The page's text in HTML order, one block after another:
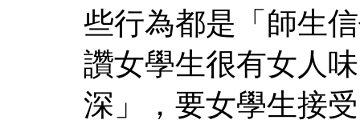
些行為都是「師生
讚女學生很有女人
深」，要女學生接